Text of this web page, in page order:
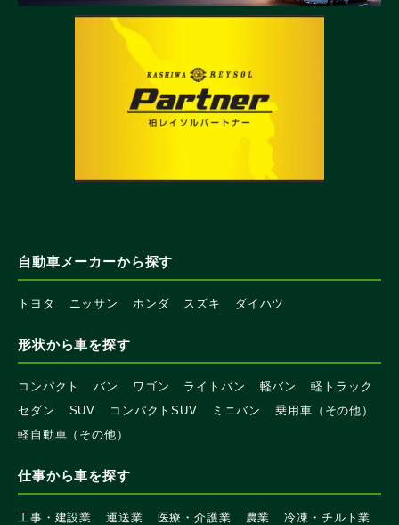
自動車メーカーから探す
トヨタ ニッサン ホンダ スズキ ダイハツ
形状から車を探す
コンパクト バン ワゴン ライトバン 軽バン
軽トラック
セダン
SUV コンパクトSUV ミニバン
乗用車（その他）
軽自動車（その他）
仕事から車を探す
工事・建設業 運送業 医療・介護業 農業
冷凍・チルト業